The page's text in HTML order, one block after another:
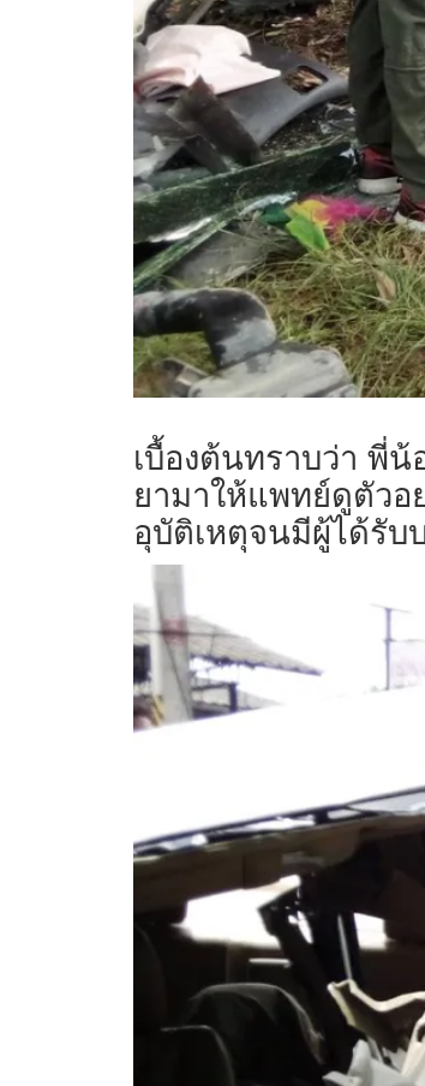
เบื้องต้นทราบว่า พี่น้
ยามาให้แพทย์ดูตัวอ
อุบัติเหตุจนมีผู้ได้รับ